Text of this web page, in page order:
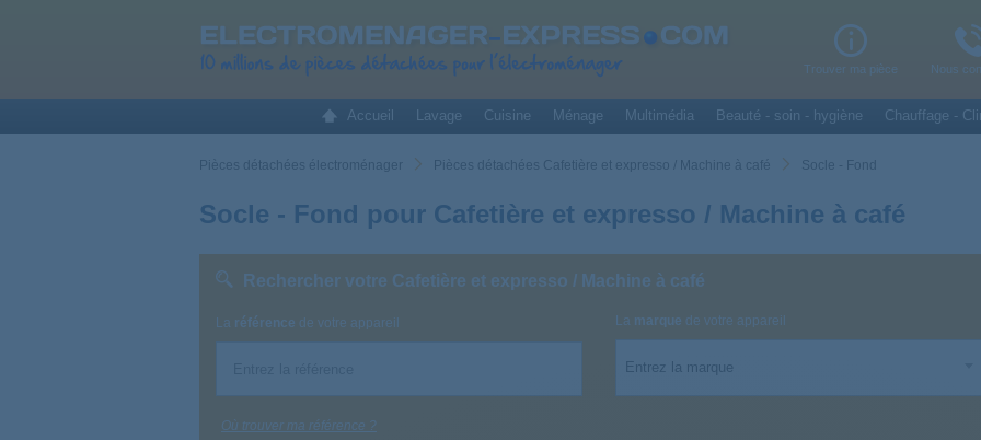
Trouver ma pièce Nous
Accueil Lavage Cuisine Ménage Multimédia Beauté - soin - hygiène Chauffage -
Pièces détachées électroménager Pièces détachées Cafetière et expresso / Machine à café Socle - Fond
Socle - Fond pour Cafetière et expresso / Machine à café
Rechercher votre Cafetière et expresso / Machine à café
La référence de votre appareil La marque de votre appareil
Entrez la marque
Où trouver ma référence ?